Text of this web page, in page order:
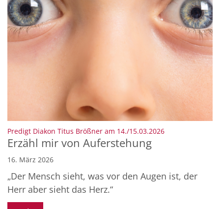
Predigt Diakon Titus Brößner am 14./15.03.2026:
Erzähl mir von Auferstehung
16. März 2026
„Der Mensch sieht, was vor den Augen ist, der
Herr aber sieht das Herz.“